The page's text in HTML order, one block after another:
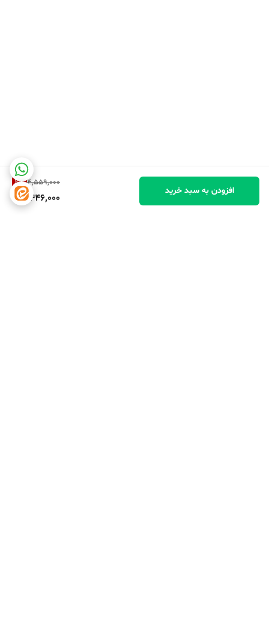
4,559,000
2%
4,446,000
افزودن به سبد خرید